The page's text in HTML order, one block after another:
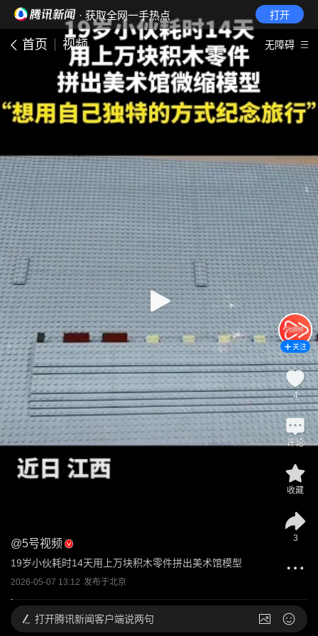
· 获取全网一手热点 打开
首页 视频 无障碍
@5号视频
19岁小伙耗时14天用上万块积木零件拼出美术馆模型
2026-05-07 13:12 发布于北京
关注
4
评论
收藏
3
打开腾讯新闻客户端说两句